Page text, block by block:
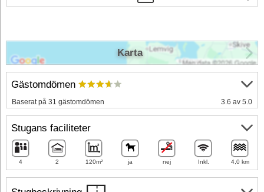
Gästomdömen
Baserat på 31 gästomdömen 3.6 av 5.0
Stugans faciliteter
4 2 120m² ja nej Inkl. 4,0 km
Karta